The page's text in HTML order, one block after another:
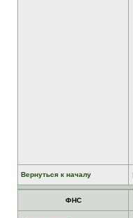
Вернуться к началу
ФНС